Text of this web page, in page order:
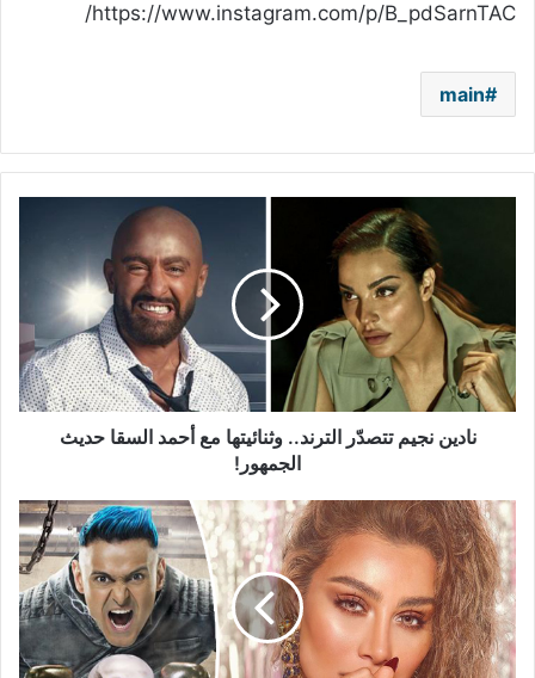
https://www.instagram.com/p/B_pdSarnTAC/
main
وثنائيتها
مع
أحمد
السقا
حديث
الجمهور!نادين نجيم تتصدّر الترند.. وثنائيتها مع أحمد السقا حديث
الجمهور!
كيف
نجت
مايا
دياب
من
جنون
رامز